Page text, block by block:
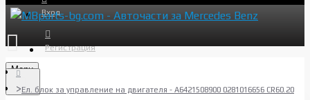
Вход
Регистрация
Menu
Ел. блок за управление на двигателя - A6421508900 0281016656 CR60.20